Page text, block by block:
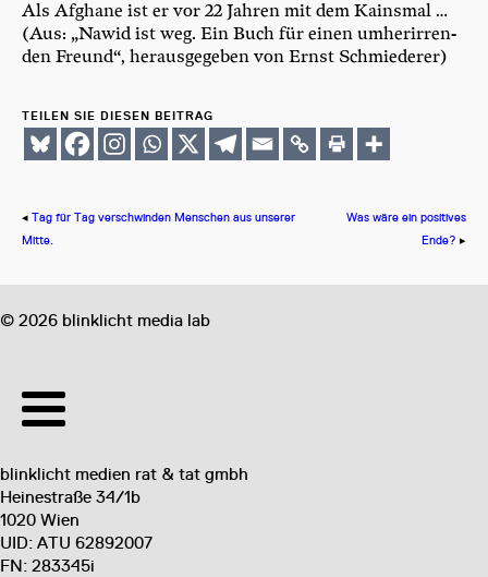
Als Afgha­ne ist er vor 22 Jah­ren mit dem Kains­mal …
(Aus: „Nawid ist weg. Ein Buch für einen umher­ir­ren­
den Freund“, her­aus­ge­ge­ben von Ernst Schmiederer)
TEILEN SIE DIESEN BEITRAG
◂ Tag für Tag verschwinden Menschen aus unserer
Mitte.
Was wäre ein positives
Ende? ▸
© 2026 blinklicht media lab
blinklicht medien rat & tat gmbh
Heinestraße 34/1b
1020 Wien
UID: ATU 62892007
FN: 283345i